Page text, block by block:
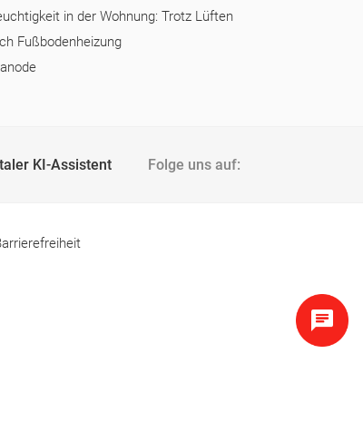
in der Wohnung: Trotz Lüften
Fußbodenheizung
KI-Assistent Folge uns auf: